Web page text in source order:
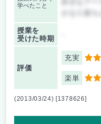
学べたこと
授業を
受けた時期
評価
充実 4
楽単 4
(2013/03/24) [1378626]